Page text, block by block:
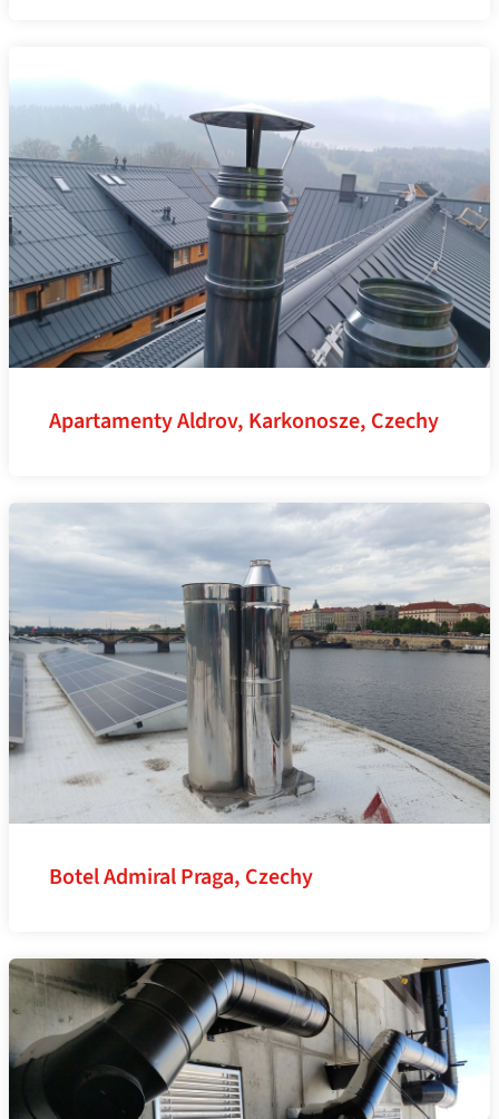
Apartamenty Aldrov, Karkonosze, Czechy
Botel Admiral Praga, Czechy